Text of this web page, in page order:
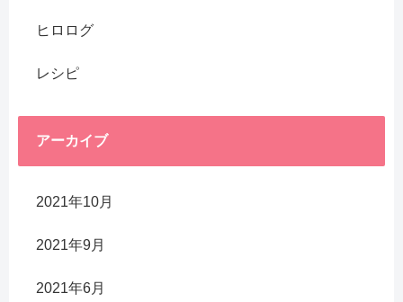
ヒロログ
レシピ
アーカイブ
2021年10月
2021年9月
2021年6月